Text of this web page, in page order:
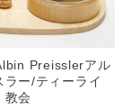
Preisslerアル
ラー/ティーライ
教会